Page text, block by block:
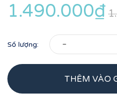
1.490.000₫
Số lượng: -
THÊM VÀO